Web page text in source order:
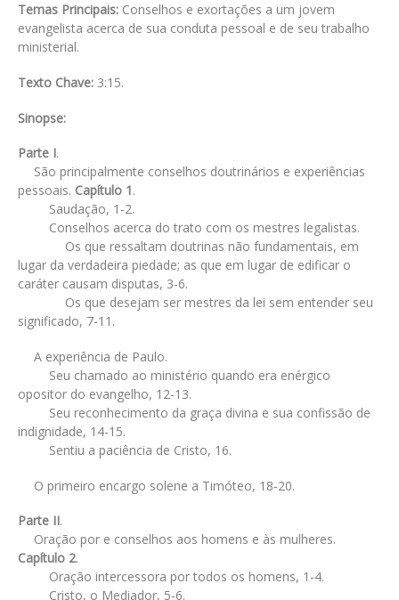
Temas Principais: Conselhos e exortações a um jovem
evangelista acerca de sua conduta pessoal e de seu trabalho
ministerial.
Texto Chave: 3:15.
Sinopse:
Parte I.
São principalmente conselhos doutrinários e experiências
pessoais. Capítulo 1.
Saudação, 1-2.
Conselhos acerca do trato com os mestres legalistas.
Os que ressaltam doutrinas não fundamentais, em
lugar da verdadeira piedade; as que em lugar de edificar o
caráter causam disputas, 3-6.
Os que desejam ser mestres da lei sem entender seu
significado, 7-11.
A experiência de Paulo.
Seu chamado ao ministério quando era enérgico
opositor do evangelho, 12-13.
Seu reconhecimento da graça divina e sua confissão de
indignidade, 14-15.
Sentiu a paciência de Cristo, 16.
O primeiro encargo solene a Timóteo, 18-20.
Parte II.
Oração por e conselhos aos homens e às mulheres.
Capítulo 2.
Oração intercessora por todos os homens, 1-4.
Cristo, o Mediador, 5-6.